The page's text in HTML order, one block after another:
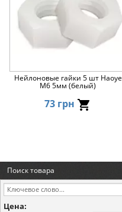
Нейлоновые гайки 5 шт Haoye
M6 5мм (белый)
73 грн
Поиск товара
Цена: